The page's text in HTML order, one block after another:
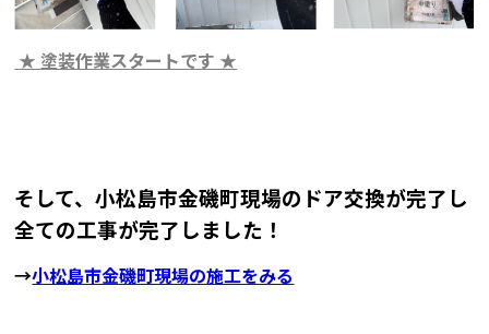
★ 塗装作業スタートです ★
そして、小松島市金磯町現場のドア交換が完了し
全ての工事が完了しました！
→小松島市金磯町現場の施工をみる